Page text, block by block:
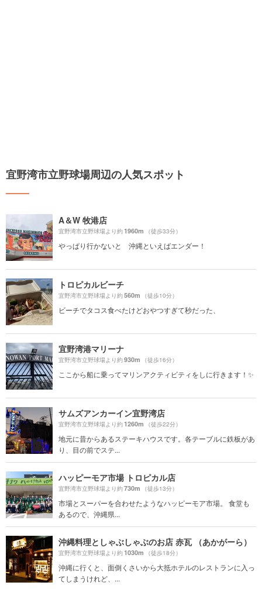
宜野湾市立野球場周辺の人気スポット
A＆W 牧港店
宜野湾市立野球場より約1960m （徒歩33分）
やっぱり行かないと 沖縄といえばエンダー！
トロピカルビーチ
宜野湾市立野球場より約560m （徒歩10分）
ビーチでタコス食べたけどおやつすぎて秒だった、
宜野湾港マリーナ
宜野湾市立野球場より約930m （徒歩16分）
ここから船に乗ってマリンアクティビティをしに行きます！✨
サムズアンカーイン宜野湾店
宜野湾市立野球場より約1260m （徒歩22分）
地元に昔からあるステーキハウスです。各テーブルに鉄板があ
り、目の前でステ...
ハッピーモア市場 トロピカル店
宜野湾市立野球場より約730m （徒歩13分）
市場とスーパーを合わせたようなハッピーモア市場。 食堂も
あるので、沖縄県...
沖縄料理としゃぶしゃぶのお店 赤瓦 （あかがーら）
宜野湾市立野球場より約1030m （徒歩18分）
沖縄に行くと、面倒くさいから大抵ホテルのレストランに入っ
てしまうけれど、...